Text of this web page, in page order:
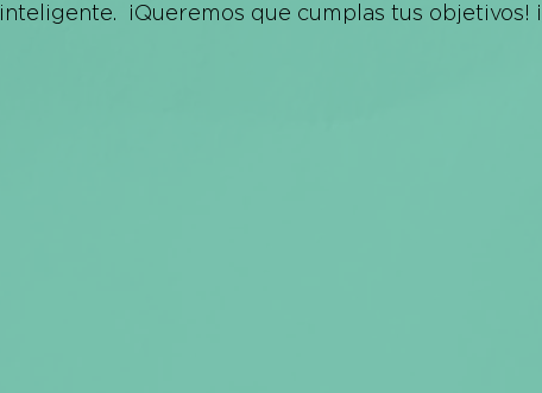
inteligente.  ¡Queremos que cumplas tus objetivos! ¡